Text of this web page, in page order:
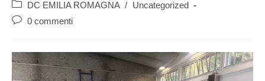
DC EMILIA ROMAGNA /
Uncategorized
0 commenti